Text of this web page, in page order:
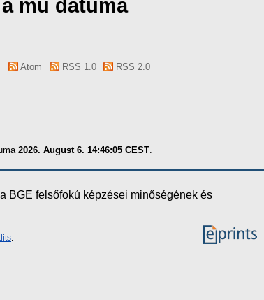
mű dátuma
Atom RSS 1.0 RSS 2.0
2026. August 6. 14:46:05 CEST
BGE felsőfokú képzései minőségének és